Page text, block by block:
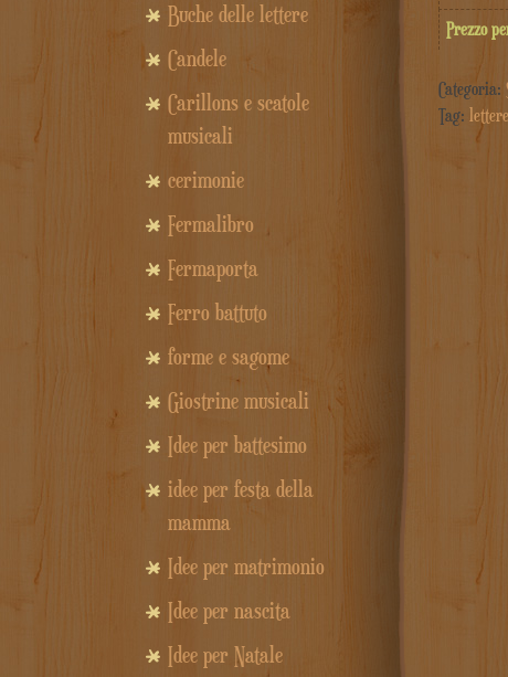
Prezzo
Categoria:
Tag:
Buche delle lettere
Candele
Carillons e scatole
musicali
cerimonie
Fermalibro
Fermaporta
Ferro battuto
forme e sagome
Giostrine musicali
Idee per battesimo
idee per festa della
mamma
Idee per matrimonio
Idee per nascita
Idee per Natale